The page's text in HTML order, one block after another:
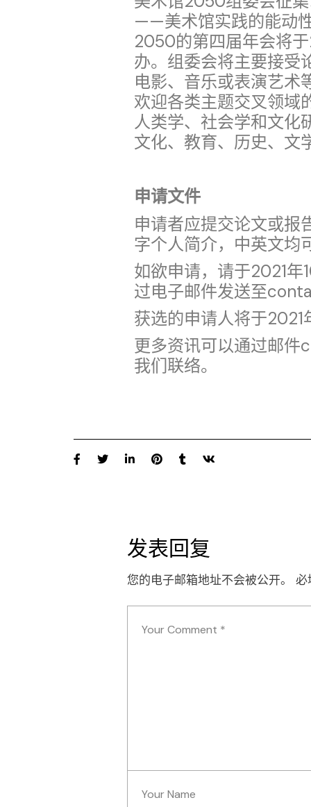
——美术馆实践的能动
2050的第四届年会将于
办。组委会将主要接受
电影、音乐或表演艺术
欢迎各类主题交叉领域
人类学、社会学和文化
文化、教育、历史、文
申请文件
申请者应提交论文或报
字个人简介，中英文均
如欲申请，请于2021年
过电子邮件发送至
获选的申请人将于
更多资讯可以通过邮
我们联络。
发表回复
您的电子邮箱地址不会被公开。 必